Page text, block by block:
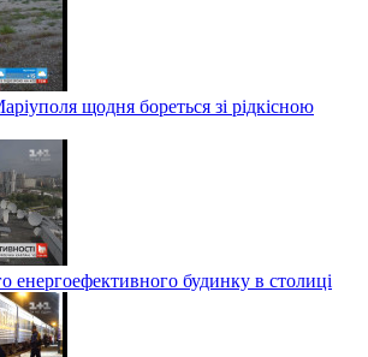
щодня бореться зі рідкісною
енергоефективного будинку в столиці